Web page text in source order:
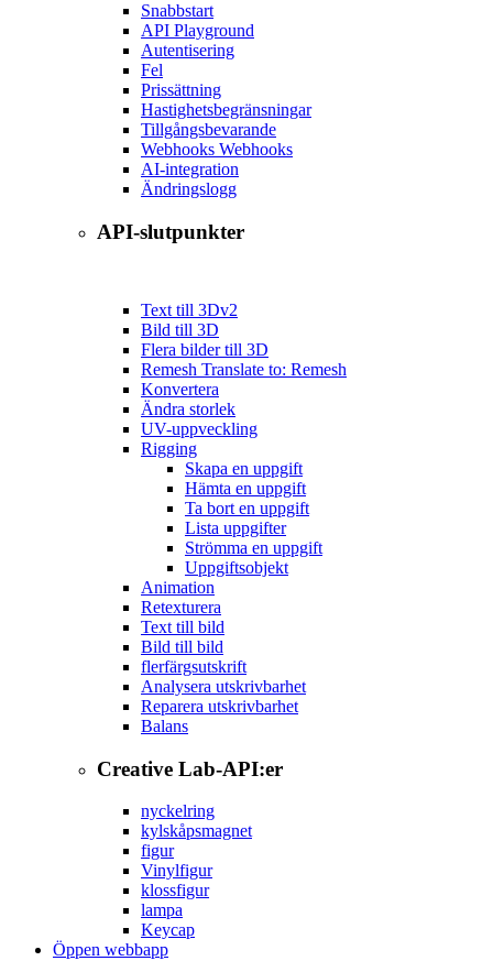
Snabbstart
API Playground
Autentisering
Fel
Prissättning
Hastighetsbegränsningar
Tillgångsbevarande
Webhooks Webhooks
AI-integration
Ändringslogg
API-slutpunkter
Text till 3Dv2
Bild till 3D
Flera bilder till 3D
Remesh Translate to: Remesh
Konvertera
Ändra storlek
UV-uppveckling
Rigging
Skapa en uppgift
Hämta en uppgift
Ta bort en uppgift
Lista uppgifter
Strömma en uppgift
Uppgiftsobjekt
Animation
Retexturera
Text till bild
Bild till bild
flerfärgsutskrift
Analysera utskrivbarhet
Reparera utskrivbarhet
Balans
Creative Lab-API:er
nyckelring
kylskåpsmagnet
figur
Vinylfigur
klossfigur
lampa
Keycap
Öppen webbapp